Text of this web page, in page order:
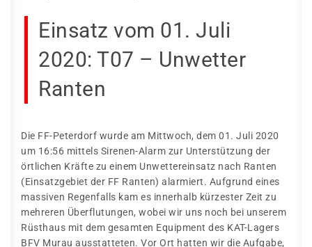
Einsatz vom 01. Juli
2020: T07 – Unwetter
Ranten
Die FF-Peterdorf wurde am Mittwoch, dem 01. Juli 2020
um 16:56 mittels Sirenen-Alarm zur Unterstützung der
örtlichen Kräfte zu einem Unwettereinsatz nach Ranten
(Einsatzgebiet der FF Ranten) alarmiert. Aufgrund eines
massiven Regenfalls kam es innerhalb kürzester Zeit zu
mehreren Überflutungen, wobei wir uns noch bei unserem
Rüsthaus mit dem gesamten Equipment des KAT-Lagers
BFV Murau ausstatteten. Vor Ort hatten wir die Aufgabe,